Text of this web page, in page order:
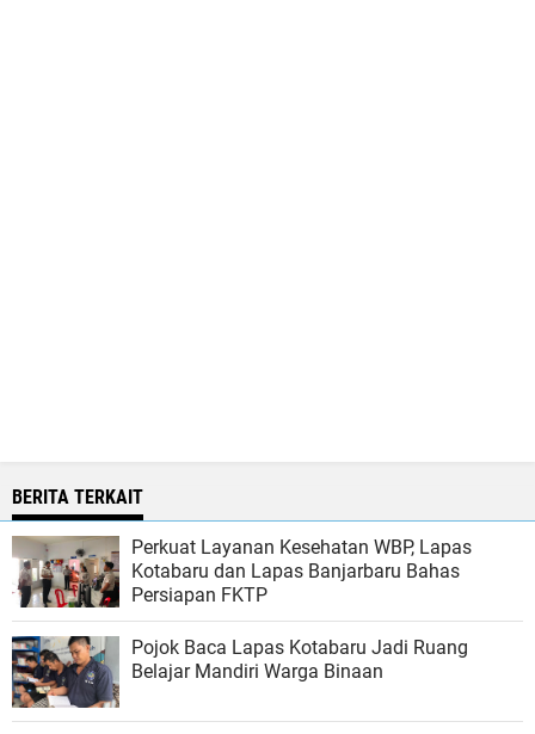
BERITA TERKAIT
Perkuat Layanan Kesehatan WBP, Lapas
Kotabaru dan Lapas Banjarbaru Bahas
Persiapan FKTP
Pojok Baca Lapas Kotabaru Jadi Ruang
Belajar Mandiri Warga Binaan